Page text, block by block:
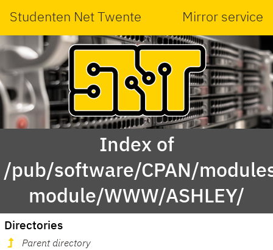
Studenten Net Twente Mirror service
Index of
/pub/software/CPAN/
module/WWW/ASHLEY/
Directories
Parent directory